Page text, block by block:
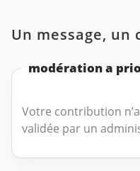
Un message, un
modération a
Votre contribution
validée par un